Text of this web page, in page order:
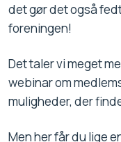
det gør det også
foreningen!
Det taler vi meget
webinar om
muligheder, der
Men her får du lige